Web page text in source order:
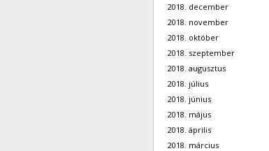
2018. december
2018. november
2018. október
2018. szeptember
2018. augusztus
2018. július
2018. június
2018. május
2018. április
2018. március